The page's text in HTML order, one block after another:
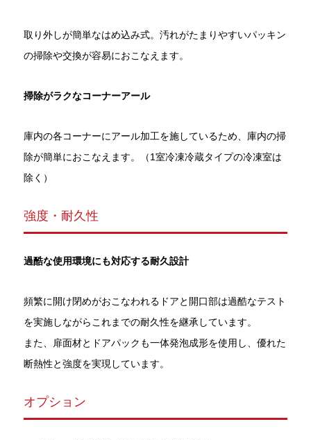
取り外しが簡単なはめ込み式。汚れがたまりやすいパッキン
の掃除や交換が容易におこなえます。
掃除がラクなコーナーアール
庫内の各コーナーにアール加工を施しているため、庫内の掃
除が簡単におこなえます。（1室冷凍冷蔵タイプの冷凍室は
除く）
強度・耐久性
過酷な使用環境にも対応する耐久設計
頻繁に開け閉めがおこなわれるドアと開口部は過酷なテスト
を実施しながらこれまでの耐久性を継承しています。
また、扉面材とドアパックも一体発泡成形を使用し、優れた
断熱性と強度を実現しています。
オプション